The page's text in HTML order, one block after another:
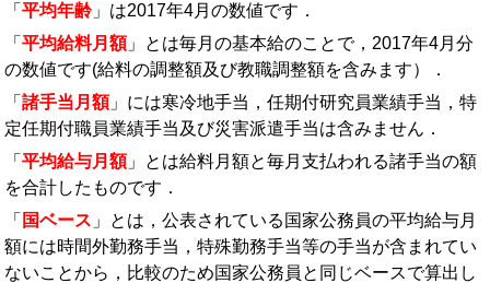
「 平均年齢 」は2017年4月の数値です．
「 平均給料月額」とは毎月の基本給のことで，2017年4月分
の数値です(給料の調整額及び教職調整額を含みます）．
「 諸手当月額」には寒冷地手当，任期付研究員業績手当，特
定任期付職員業績手当及び災害派遣手当は含みません．
「 平均給与月額」とは給料月額と毎月支払われる諸手当の額
を合計したものです．
「 国ベース 」とは，公表されている国家公務員の平均給与月
額には時間外勤務手当，特殊勤務手当等の手当が含まれてい
ないことから，比較のため国家公務員と同じベースで算出し